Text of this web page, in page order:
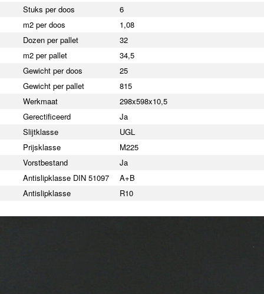
Stuks per doos
6
m2 per doos
1,08
Dozen per pallet
32
m2 per pallet
34,5
Gewicht per doos
25
Gewicht per pallet
815
Werkmaat
298x598x10,5
Gerectificeerd
Ja
Slijtklasse
UGL
Prijsklasse
M225
Vorstbestand
Ja
Antislipklasse DIN 51097
A+B
Antislipklasse
R10